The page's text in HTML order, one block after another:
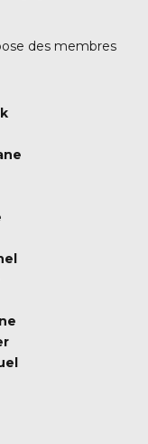
des membres